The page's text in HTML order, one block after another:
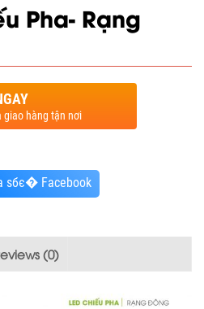
Pha- Rạng
giao hàng tận nơi
sбє� Facebook
(0)